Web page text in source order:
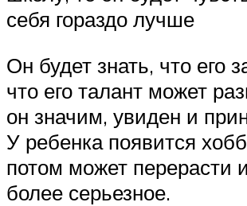
себя гораздо лучше
Он будет знать, что его
что его талант может
он значим, увиден и
У ребенка появится
потом может перерасти
более серьезное.